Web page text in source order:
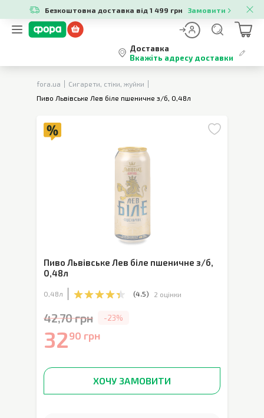
Безкоштовна доставка від 1 499 грн Замовити
Доставка
Вкажіть адресу доставки
fora.ua
Сигарети, стіки, жуйки
Пиво Львівське Лев біле пшеничне з/б, 0,48л
Пиво Львівське Лев біле пшеничне з/б,
0,48л
0,48л (4.5) 2 оцінки
42,70 грн -23%
3290 грн
ХОЧУ ЗАМОВИТИ